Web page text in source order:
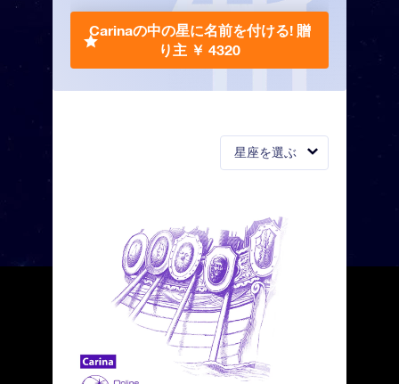
星座を選ぶ
Carinaの中の星に名前を付ける! 贈
り主 ￥ 4320